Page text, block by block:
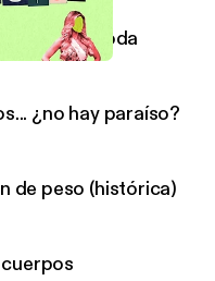
(im)perfectos
a la moda
¿no hay paraíso?
de peso (histórica)